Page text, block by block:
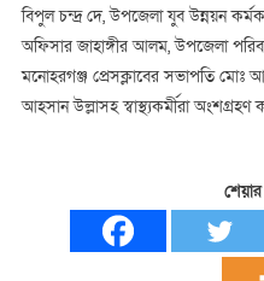
বিপুল চন্দ্র দে, উপজেলা যুব উন্নয়ন
অফিসার জাহাঙ্গীর আলম, উপজেলা
মনোহরগঞ্জ প্রেসক্লাবের সভাপতি
আহসান উল্লাসহ স্বাস্থ্যকর্মীরা অংশগ্রহণ